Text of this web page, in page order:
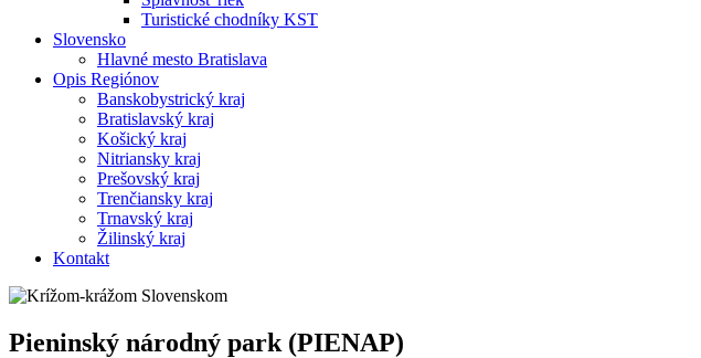
Turistické chodníky KST
Slovensko
Hlavné mesto Bratislava
Opis Regiónov
Banskobystrický kraj
Bratislavský kraj
Košický kraj
Nitriansky kraj
Prešovský kraj
Trenčiansky kraj
Trnavský kraj
Žilinský kraj
Kontakt
Pieninský národný park (PIENAP)